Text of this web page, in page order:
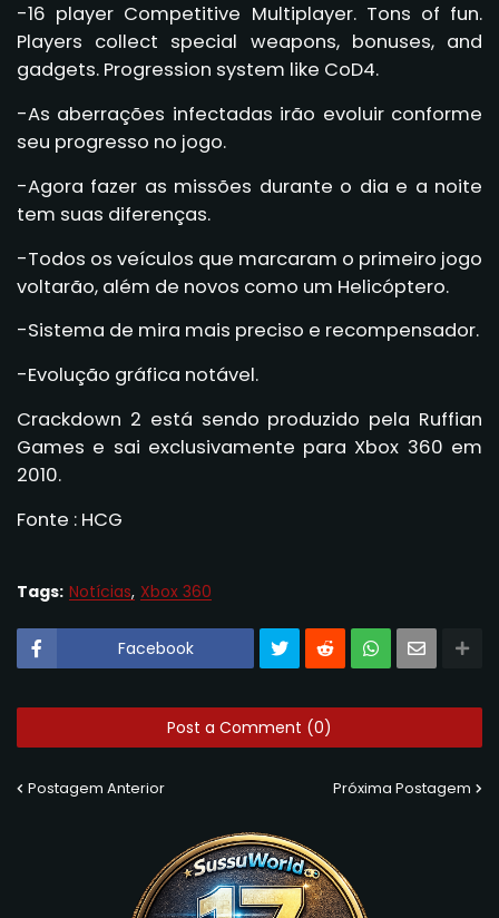
-16 player Competitive Multiplayer. Tons of fun.
Players collect special weapons, bonuses, and
gadgets. Progression system like CoD4.
-As aberrações infectadas irão evoluir conforme
seu progresso no jogo.
-Agora fazer as missões durante o dia e a noite
tem suas diferenças.
-Todos os veículos que marcaram o primeiro jogo
voltarão, além de novos como um Helicóptero.
-Sistema de mira mais preciso e recompensador.
-Evolução gráfica notável.
Crackdown 2 está sendo produzido pela Ruffian
Games e sai exclusivamente para Xbox 360 em
2010.
Fonte : HCG
Tags: Notícias Xbox 360
Facebook
Post a Comment (0)
Postagem Anterior Próxima Postagem